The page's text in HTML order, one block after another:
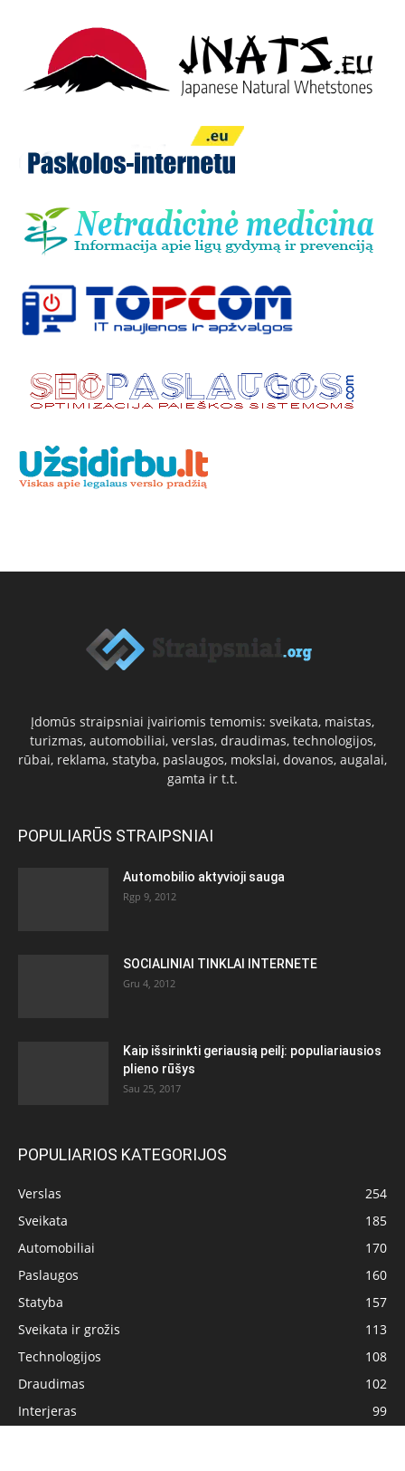
Įdomūs straipsniai įvairiomis temomis: sveikata, maistas,
turizmas, automobiliai, verslas, draudimas, technologijos,
rūbai, reklama, statyba, paslaugos, mokslai, dovanos, augalai,
gamta ir t.t.
POPULIARŪS STRAIPSNIAI
Automobilio aktyvioji sauga
Rgp 9, 2012
SOCIALINIAI TINKLAI INTERNETE
Gru 4, 2012
Kaip išsirinkti geriausią peilį: populiariausios
plieno rūšys
Sau 25, 2017
POPULIARIOS KATEGORIJOS
Verslas
254
Sveikata
185
Automobiliai
170
Paslaugos
160
Statyba
157
Sveikata ir grožis
113
Technologijos
108
Draudimas
102
Interjeras
99